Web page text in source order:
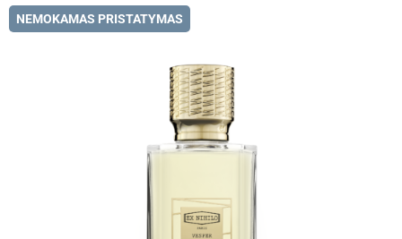
NEMOKAMAS PRISTATYMAS